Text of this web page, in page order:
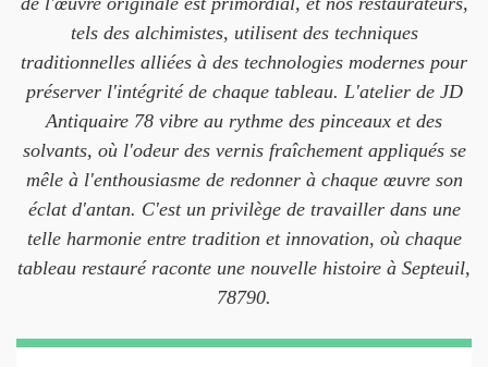
tels des alchimistes, utilisent des techniques
traditionnelles alliées à des technologies modernes pour
préserver l'intégrité de chaque tableau. L'atelier de JD
Antiquaire 78 vibre au rythme des pinceaux et des
solvants, où l'odeur des vernis fraîchement appliqués se
mêle à l'enthousiasme de redonner à chaque œuvre son
éclat d'antan. C'est un privilège de travailler dans une
telle harmonie entre tradition et innovation, où chaque
tableau restauré raconte une nouvelle histoire à Septeuil,
78790.